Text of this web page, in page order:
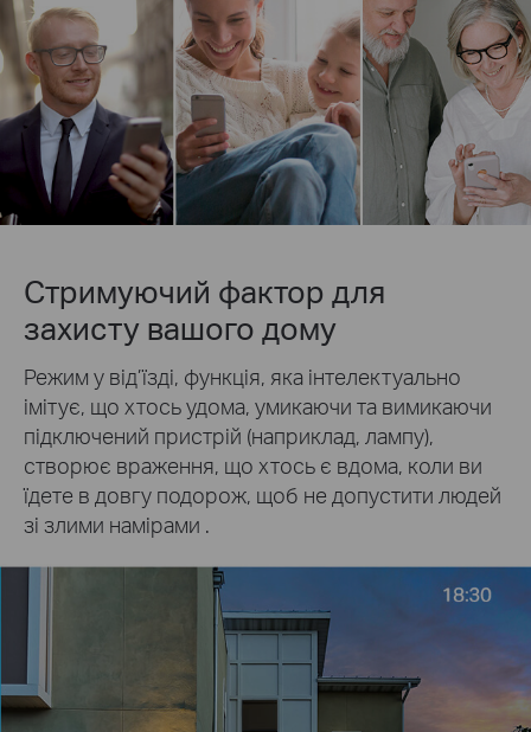
Стримуючий фактор для
захисту вашого дому
Режим у від’їзді, функція, яка інтелектуально
імітує, що хтось удома, умикаючи та вимикаючи
підключений пристрій (наприклад, лампу),
створює враження, що хтось є вдома, коли ви
їдете в довгу подорож, щоб не допустити людей
зі злими намірами .